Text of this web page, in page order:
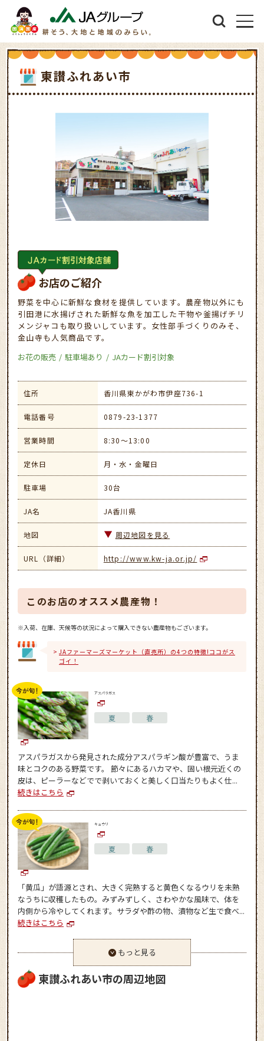
東讃ふれあい市
お店のご紹介
野菜を中心に新鮮な食材を提供しています。農産物以外にも
引田港に水揚げされた新鮮な魚を加工した干物や釜揚げチリ
メンジャコも取り扱いしています。女性部手づくりのみそ、
金山寺も人気商品です。
お花の販売
駐車場あり JAカード割引対象
住所 香川県東かがわ市伊座736-1
電話番号 0879-23-1377
営業時間 8:30～13:00
定休日 月・水・金曜日
駐車場 30台
JA名 JA香川県
地図 周辺地図を見る
URL（詳細） http://www.kw-ja.or.jp/
このお店のオススメ農産物！
※入荷、在庫、天候等の状況によって購入できない農産物もございます。
JAファーマーズマーケット（直売所）の4つの特徴!ココがス
ゴイ！
アスパラガス
夏 春
アスパラガスから発見された成分アスパラギン酸が豊富で、うま
味とコクのある野菜です。 節々にあるハカマや、固い根元近くの
皮は、ピーラーなどでで剥いておくと美しく口当たりもよく仕...
続きはこちら
キュウリ
夏 春
「黄瓜」が語源とされ、大きく完熟すると黄色くなるウリを未熟
なうちに収穫したもの。みずみずしく、さわやかな風味で、体を
内側から冷やしてくれます。サラダや酢の物、漬物など生で食べ...
続きはこちら
もっと見る
東讃ふれあい市の周辺地図